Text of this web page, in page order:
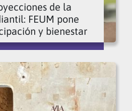
de la
FEUM pone
y bienestar